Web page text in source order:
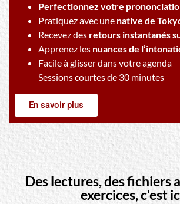
Perfectionnez votre
Pratiquez avec une native de
Recevez des retours instantanés
Apprenez les nuances de
Facile à glisser dans votre agenda
Sessions courtes de 30 minutes
En savoir plus
Des lectures, des fichiers
exercices, c'est